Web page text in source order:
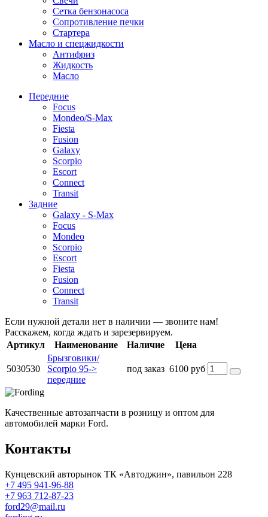
Сетка бензонасоса
Сопротивление печки
Стартера
Масло и спецжидкости
Антифриз
Жидкость
Масло
Передние
Focus
Mondeo/S-Max
Fiesta
Fusion
Galaxy
Scorpio
Escort
Connect
Transit
Задние
Galaxy - S-Max
Focus
Mondeo
Scorpio
Escort
Fiesta
Fusion
Connect
Transit
Если нужной детали нет в наличии — звоните нам!
Расскажем, когда ждать и зарезервируем.
Артикул
Наименование Наличие Цена
5030530
Брызговики/
Scorpio 95->
передние
под заказ 6100 руб
Качественные автозапчасти в розницу и оптом для
автомобилей марки Ford.
Контакты
Кунцевский авторынок ТК «Автоджин», павильон 228
+7 495 941-96-88
+7 963 712-87-23
ford29@mail.ru